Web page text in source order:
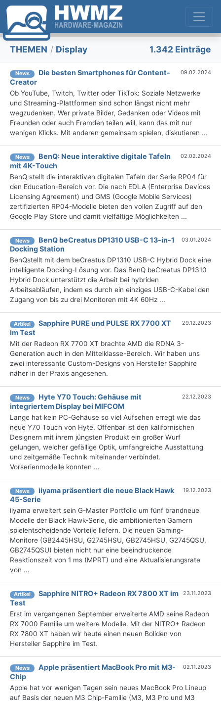
THEMEN / Display 1.342 Einträge
News
Die besten Smartphones für Content-
Creator
09.02.2024
Ob YouTube, Twitch, Twitter oder TikTok: Soziale Netzwerke
und Streaming-Plattformen sind schon längst nicht mehr
wegzudenken. Wer private Bilder, Gedanken oder Videos mit
Freunden oder auch Fremden teilen will, kann das mit nur
wenigen Klicks. Mit anderen gemeinsam spielen, diskutieren ...
News
BenQ: Neue interaktive digitale Tafeln
mit 4K-Touch
02.02.2024
BenQ stellt die interaktiven digitalen Tafeln der Serie RP04 für
den Education-Bereich vor. Die nach EDLA (Enterprise Devices
Licensing Agreement) und GMS (Google Mobile Services)
zertifizierten RP04-Modelle bieten den vollen Zugriff auf den
Google Play Store und damit vielfältige Möglichkeiten ...
News
BenQ beCreatus DP1310 USB-C 13-in-1
Docking Station
03.01.2024
BenQstellt mit dem beCreatus DP1310 USB-C Hybrid Dock eine
intelligente Docking-Lösung vor. Das BenQ beCreatus DP1310
Hybrid Dock unterstützt die Arbeit bei hybriden
Arbeitsabläufen, indem es durch ein einziges USB-C-Kabel den
Zugang von bis zu drei Monitoren mit 4K 60Hz ...
Artikel
Sapphire PURE und PULSE RX 7700 XT
im Test
29.12.2023
Mit der Radeon RX 7700 XT brachte AMD die RDNA 3-
Generation auch in den Mittelklasse-Bereich. Wir haben uns
zwei interessante Custom-Designs von Hersteller Sapphire
näher in der Praxis angesehen.
News
Hyte Y70 Touch: Gehäuse mit
integriertem Display bei MIFCOM
22.12.2023
Lange hat kein PC-Gehäuse so viel Aufsehen erregt wie das
neue Y70 Touch von Hyte. Offenbar ist den kalifornischen
Designern mit ihrem jüngsten Produkt ein großer Wurf
gelungen, welcher gefällige Optik, umfangreiche Ausstattung
und zeitgemäße Technik miteinander verbindet.
Vorserienmodelle konnten ...
News
iiyama präsentiert die neue Black Hawk
45-Serie
19.12.2023
iiyama erweitert sein G-Master Portfolio um fünf brandneue
Modelle der Black Hawk-Serie, die ambitionierten Gamern
spielentscheidende Vorteile liefern. Die neuen Gaming-
Monitore (GB2445HSU, G2745HSU, GB2745HSU, G2745QSU,
GB2745QSU) bieten nicht nur eine beeindruckende
Reaktionszeit von 1 ms (MPRT) und eine Aktualisierungsrate
von ...
Artikel
Sapphire NITRO+ Radeon RX 7800 XT im
Test
23.11.2023
Erst im vergangenen September erweiterte AMD seine Radeon
RX 7000 Familie um weitere Modelle. Mit der NITRO+ Radeon
RX 7800 XT haben wir heute einen neuen Boliden von
Hersteller Sapphire im Test.
News
Apple präsentiert MacBook Pro mit M3-
Chip
02.11.2023
Apple hat vor wenigen Tagen sein neues MacBook Pro Lineup
auf Basis der neuen M3 Chip-Familie (M3, M3 Pro und M3